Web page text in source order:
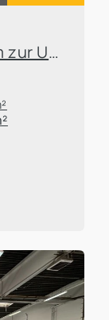
Repräsentativer Büroraum zur Untervermietung in attraktiver Kölner Lage